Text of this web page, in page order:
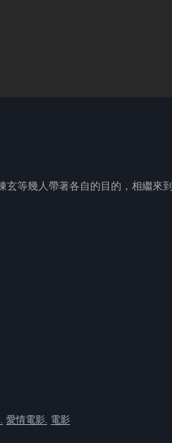
等幾人帶著各自的目的，相繼來
愛情電影 電影